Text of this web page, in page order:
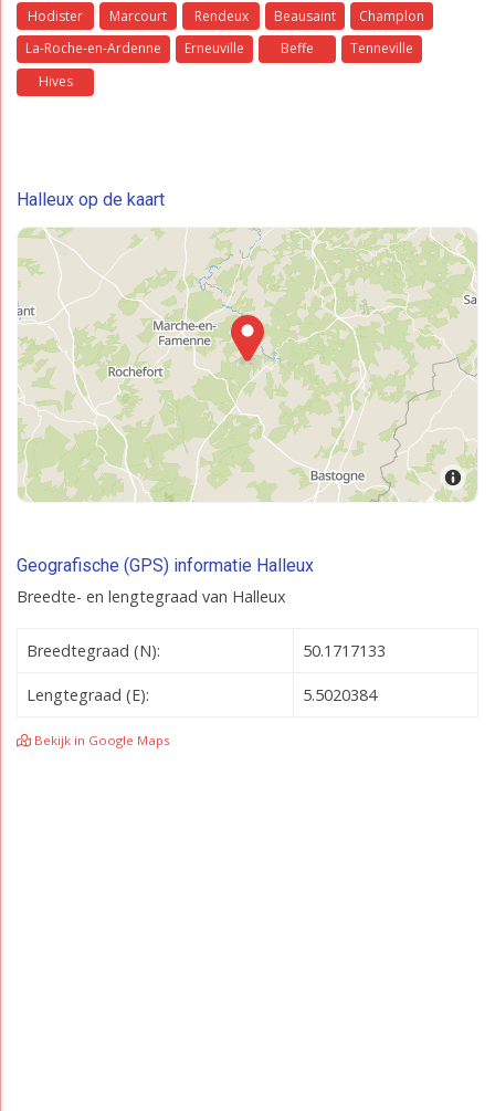
Hodister Marcourt Rendeux Beausaint
Champlon
La-Roche-en-Ardenne
Erneuville Beffe
Tenneville
Hives
Halleux op de kaart
Geografische (GPS) informatie Halleux
Breedte- en lengtegraad van Halleux
Breedtegraad (N): 50.1717133
Lengtegraad (E): 5.5020384
Bekijk in Google Maps